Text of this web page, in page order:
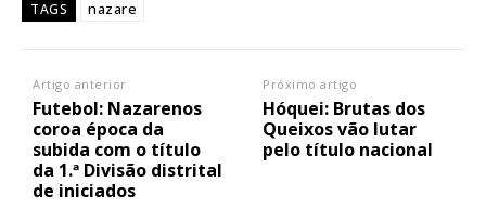
TAGS nazare
Artigo anterior
Futebol: Nazarenos
coroa época da
subida com o título
da 1.ª Divisão distrital
de iniciados
Próximo artigo
Hóquei: Brutas dos
Queixos vão lutar
pelo título nacional